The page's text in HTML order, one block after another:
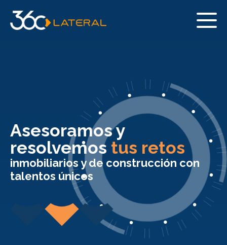
Asesoramos y
resolvemos tus retos
inmobiliarios y de construcción con
talentos únicos